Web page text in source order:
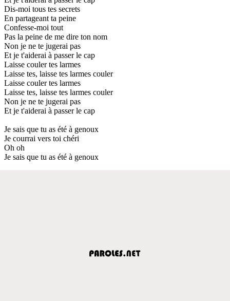
Dis-moi tous tes secrets
En partageant ta peine
Confesse-moi tout
Pas la peine de me dire ton nom
Non je ne te jugerai pas
Et je t'aiderai à passer le cap
Laisse couler tes larmes
Laisse tes, laisse tes larmes couler
Laisse couler tes larmes
Laisse tes, laisse tes larmes couler
Non je ne te jugerai pas
Et je t'aiderai à passer le cap
Je sais que tu as été à genoux
Je courrai vers toi chéri
Oh oh
Je sais que tu as été à genoux